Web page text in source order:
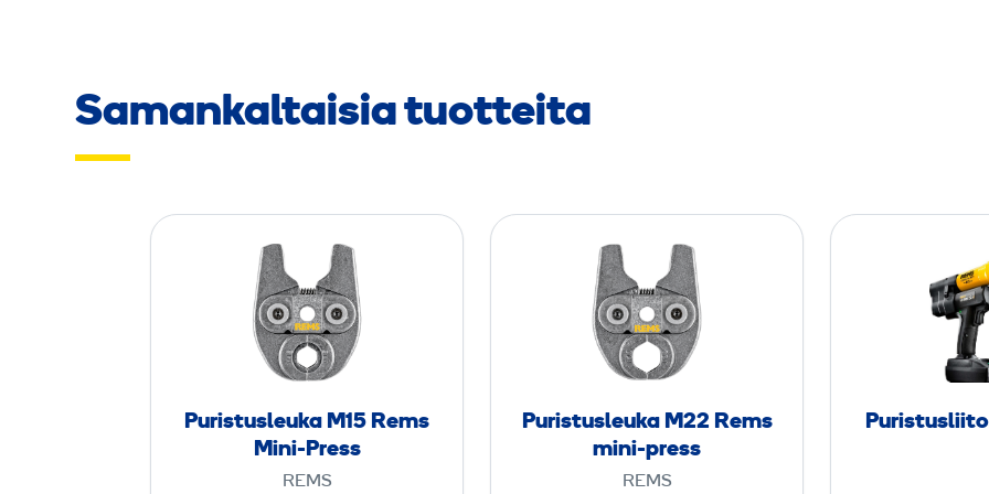
Samankaltaisia tuotteita
r
i
s
t
s
Puristusleuka M15 Rems
Mini-Press
REMS
r
i
s
t
Puristusleuka M22 Rems
mini-press
REMS
i